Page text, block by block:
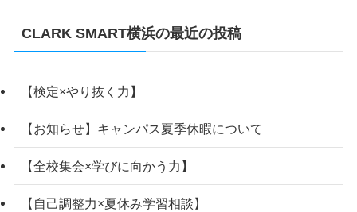
CLARK SMART横浜の最近の投稿
【検定×やり抜く力】
【お知らせ】キャンパス夏季休暇について
【全校集会×学びに向かう力】
【自己調整力×夏休み学習相談】